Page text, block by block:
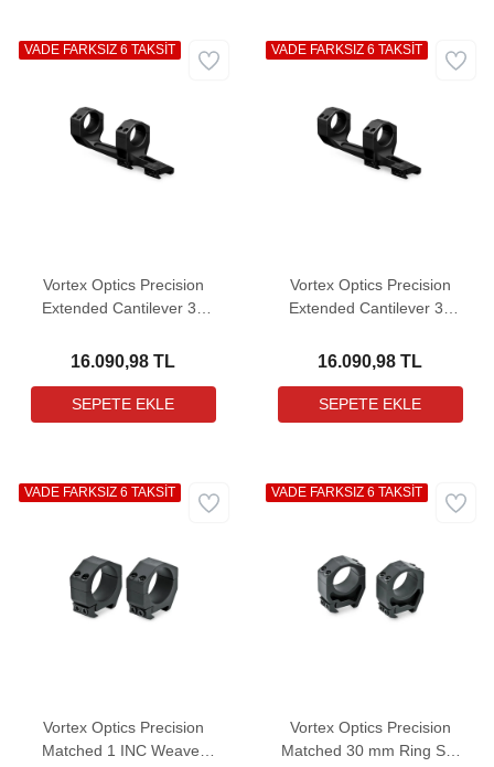
Vortex Optics Precision
Extended Cantilever 34
Dürbün Bağlantı Ayağı
16.090,98 TL
VADE FARKSIZ 6 TAKSİT
Vortex Optics Precision
Extended Cantilever 34
Bağlantı Ayağı
16.090,98 TL
VADE FARKSIZ 6 TAKSİT
Vortex Optics Precision
Matched 1 INC Weaver
VADE FARKSIZ 6 TAKSİT
Vortex Optics Precision
Matched 30 mm Ring Set
VADE FARKSIZ 6 TAKSİT